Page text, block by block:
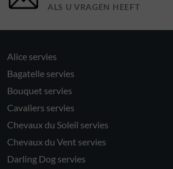
ALS U VRAGEN HEEFT
Alice servies
Bagatelle servies
Bouquet servies
Cavaliers servies
Chevaux du Soleil servies
Chevaux du Vent servies
Darling Dog servies